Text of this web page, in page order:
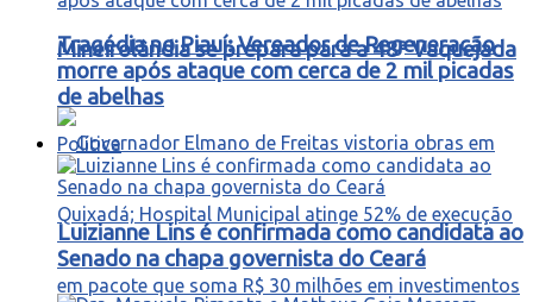
Mineirolândia se prepara para a 48ª Vaquejada
Tragédia no Piauí: Vereador de Regeneração
morre após ataque com cerca de 2 mil picadas
de abelhas
Política
Luizianne Lins é confirmada como candidata ao
Senado na chapa governista do Ceará